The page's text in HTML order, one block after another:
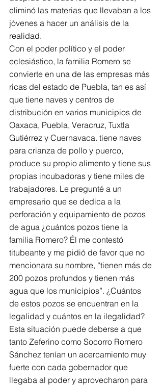
eliminó las materias que llevaban a los
jóvenes a hacer un análisis de la
realidad.
Con el poder político y el poder
eclesiástico, la familia Romero se
convierte en una de las empresas más
ricas del estado de Puebla, tan es así
que tiene naves y centros de
distribución en varios municipios de
Oaxaca, Puebla, Veracruz, Tuxtla
Gutiérrez y Cuernavaca. tiene naves
para crianza de pollo y puerco,
produce su propio alimento y tiene sus
propias incubadoras y tiene miles de
trabajadores. Le pregunté a un
empresario que se dedica a la
perforación y equipamiento de pozos
de agua ¿cuántos pozos tiene la
familia Romero? Él me contestó
titubeante y me pidió de favor que no
mencionara su nombre, “tienen más de
200 pozos profundos y tienen más
agua que los municipios”. ¿Cuántos
de estos pozos se encuentran en la
legalidad y cuántos en la ilegalidad?
Esta situación puede deberse a que
tanto Zeferino como Socorro Romero
Sánchez tenían un acercamiento muy
fuerte con cada gobernador que
llegaba al poder y aprovecharon para